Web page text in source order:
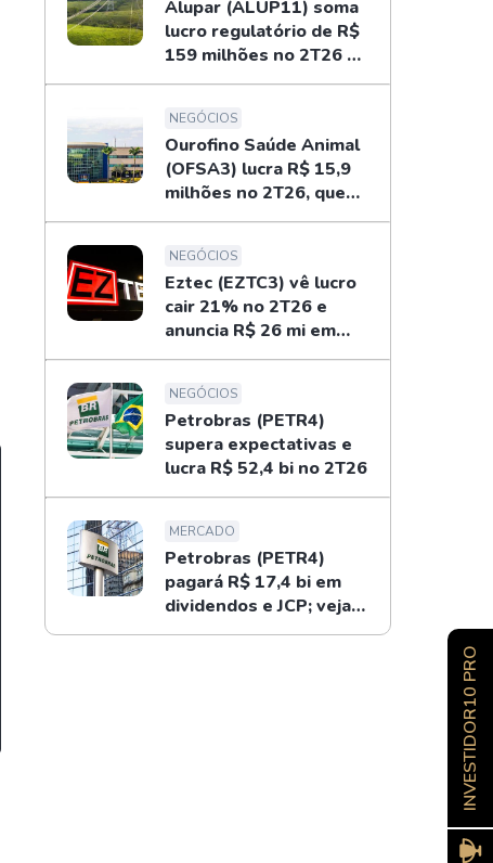
Alupar (ALUP11) soma
lucro regulatório de R$
159 milhões no 2T26 e
libera dividendos
NEGÓCIOS
Ourofino Saúde Animal
(OFSA3) lucra R$ 15,9
milhões no 2T26, queda
de 33%
NEGÓCIOS
Eztec (EZTC3) vê lucro
cair 21% no 2T26 e
anuncia R$ 26 mi em
dividendos
NEGÓCIOS
Petrobras (PETR4)
supera expectativas e
lucra R$ 52,4 bi no 2T26
MERCADO
Petrobras (PETR4)
pagará R$ 17,4 bi em
dividendos e JCP; veja
como receber
INVESTIDOR10 PRO